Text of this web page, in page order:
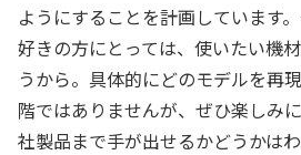
ようにすることを計画しています
好きの方にとっては、使いたい機
うから。具体的にどのモデルを再
階ではありませんが、ぜひ楽しみ
社製品まで手が出せるかどうかは